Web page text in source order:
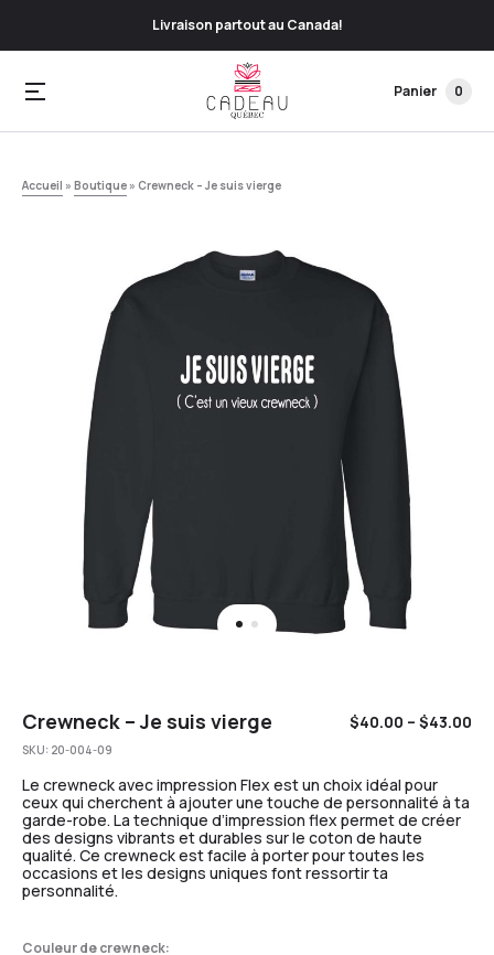
Livraison partout au Canada!
Panier 0
Accueil » Boutique » Crewneck – Je suis vierge
Crewneck – Je suis vierge $40.00 – $43.00
SKU: 20-004-09
Le crewneck avec impression Flex est un choix idéal pour
ceux qui cherchent à ajouter une touche de personnalité à ta
garde-robe. La technique d’impression flex permet de créer
des designs vibrants et durables sur le coton de haute
qualité. Ce crewneck est facile à porter pour toutes les
occasions et les designs uniques font ressortir ta
personnalité.
Couleur de crewneck: